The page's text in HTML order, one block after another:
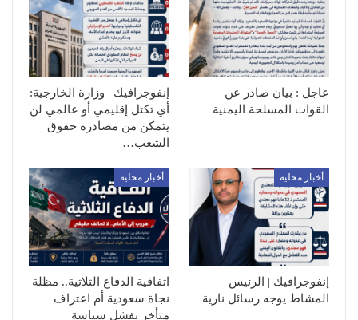
عاجل : بيان صادر عن
القوات المسلحة اليمنية
إنفوجرافيك | وزارة الخارجية:
أي تكتل إقليمي أو عالمي لن
يتمكن من مصادرة حقوق
الشعب…
أخبار محلية
إنفوجرافيك | الرئيس
المشاط يوجه رسائل نارية
أخبار محلية
اتفاقية الدفاع الثلاثية.. مظلة
نجاة سعودية أم اعتراف
متأخر بفشل سياسة